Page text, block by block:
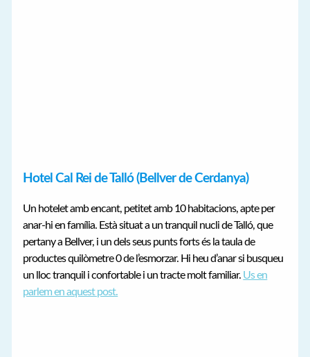
Hotel Cal Rei de Talló (Bellver de Cerdanya)
Un hotelet amb encant, petitet amb 10 habitacions, apte per
anar-hi en família. Està situat a un tranquil nucli de Talló, que
pertany a Bellver, i un dels seus punts forts és la taula de
productes quilòmetre 0 de l’esmorzar. Hi heu d’anar si busqueu
un lloc tranquil i confortable i un tracte molt familiar. Us en
parlem en aquest post.